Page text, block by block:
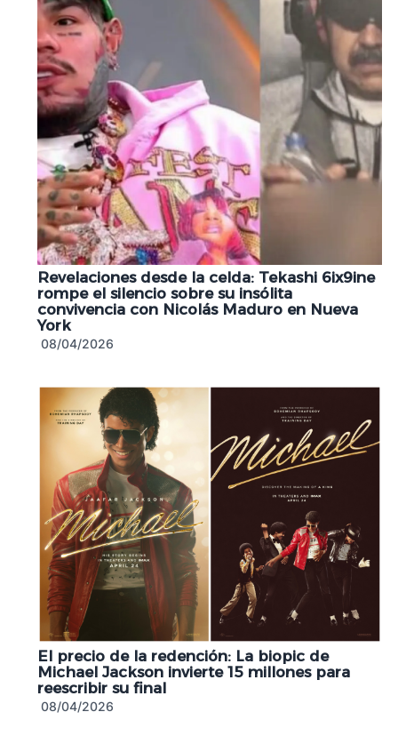
Revelaciones desde la celda: Tekashi 6ix9ine
rompe el silencio sobre su insólita
convivencia con Nicolás Maduro en Nueva
York
08/04/2026
El precio de la redención: La biopic de
Michael Jackson invierte 15 millones para
reescribir su final
08/04/2026